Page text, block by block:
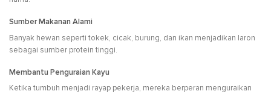
Sumber Makanan Alami
Banyak hewan seperti tokek, cicak, burung, dan ikan menjadikan laron
sebagai sumber protein tinggi.
Membantu Penguraian Kayu
Ketika tumbuh menjadi rayap pekerja, mereka berperan menguraikan